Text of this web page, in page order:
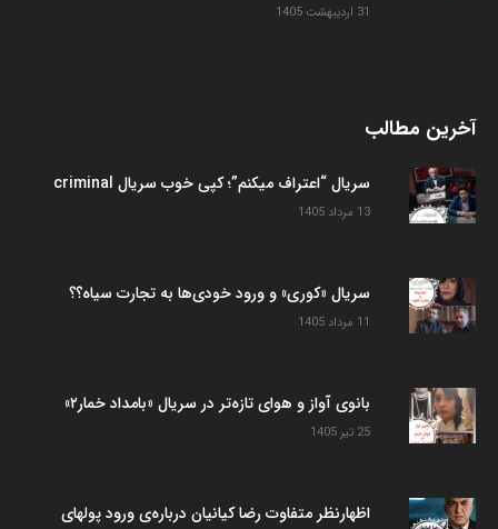
31 اردیبهشت 1405
آخرین مطالب
سریال “اعتراف میکنم”؛ کپی خوب سریال criminal
13 مرداد 1405
سریال «کوری» و ورود خودی‌ها به تجارت سیاه؟؟
11 مرداد 1405
بانوی آواز و هوای تازه‌تر در سریال «بامداد خمار۲»
25 تیر 1405
اظهارنظر متفاوت رضا کیانیان درباره‌ی ورود پولهای